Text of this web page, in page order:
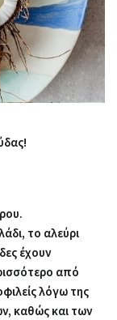
το αλεύρι
έχουν
από
λόγω της
καθώς και των